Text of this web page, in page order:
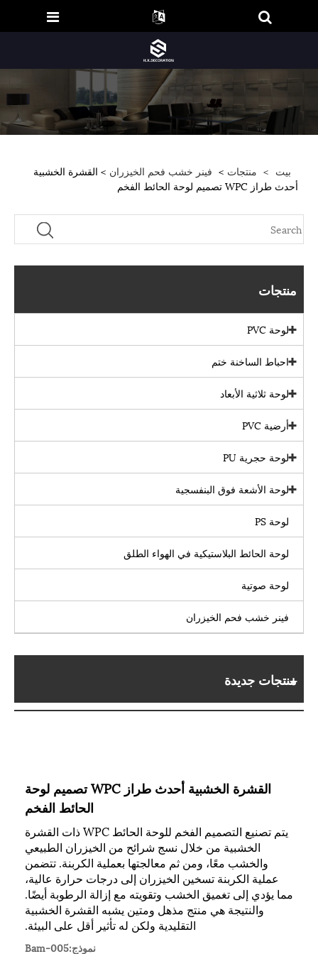
بيت > منتجات > فينر خشب فحم الخيزران > القشرة الخشبية
أحدث طراز WPC تصميم لوحة الحائط الفخم
منتجات
لوحة PVC
احباط الساخنة ختم
لوحة ثلاثية الأبعاد
أرضية PVC
لوحة حجرية PU
لوحة الأشعة فوق البنفسجية
لوحة PS
لوحة الحائط البلاستيكية في الهواء الطلق
لوحة صوتية
فينر خشب فحم الخيزران
منتجات جديدة
القشرة الخشبية أحدث طراز WPC تصميم لوحة
الحائط الفخم
يتم تصنيع التصميم الفخم للوحة الحائط WPC ذات القشرة
الخشبية من خلال نسج شرائح من الخيزران الطبيعي
والخشب معًا، ومن ثم معالجتها بعملية الكربنة. تتضمن
عملية الكربنة تسخين الخيزران إلى درجات حرارة عالية،
مما يؤدي إلى تغميق الخشب وتقويته مع إزالة الرطوبة أيضًا.
والنتيجة هي منتج مذهل ومتين يشبه القشرة الخشبية
التقليدية ولكن له تأثير أقل على البيئة.
نموذج:Bam-005